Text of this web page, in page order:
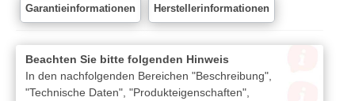
Garantieinformationen Herstellerinformationen
Beachten Sie bitte folgenden Hinweis
In den nachfolgenden Bereichen "Beschreibung",
"Technische Daten", "Produkteigenschaften",